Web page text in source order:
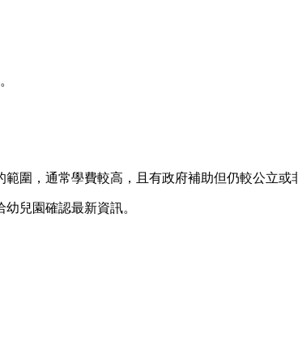
圍，通常學費較高，且有政府補助但仍較公立或
兒園確認最新資訊。